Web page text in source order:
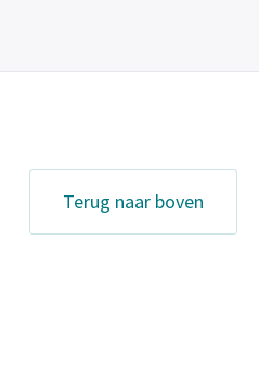
Terug naar boven